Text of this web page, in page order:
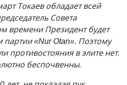
Токаев обладает всей
Совета
времени Президент будет
партии «Nur Otan». Поэтому
противостояния в элите нет.
беспочвенны.